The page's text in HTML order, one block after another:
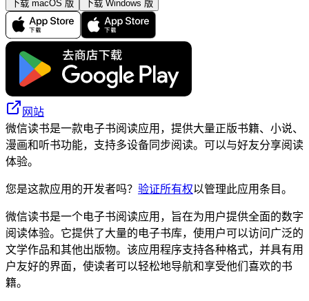
下载 macOS 版 下载 Windows 版
网站
微信读书是一款电子书阅读应用，提供大量正版书籍、小说、
漫画和听书功能，支持多设备同步阅读。可以与好友分享阅读
体验。
您是这款应用的开发者吗？ 验证所有权以管理此应用条目。
微信读书是一个电子书阅读应用，旨在为用户提供全面的数字
阅读体验。它提供了大量的电子书库，使用户可以访问广泛的
文学作品和其他出版物。该应用程序支持各种格式，并具有用
户友好的界面，使读者可以轻松地导航和享受他们喜欢的书
籍。